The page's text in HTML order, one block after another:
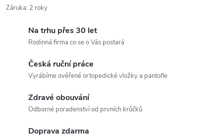
Záruka: 2 roky
Na trhu přes 30 let
Rodinná firma co se o Vás postará
Česká ruční práce
Vyrábíme ověřené ortopedické vložky a pantofle
Zdravé obouvání
Odborné poradenství od prvních krůčků
Doprava zdarma